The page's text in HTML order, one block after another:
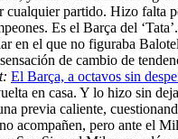
cualquier partido. Hizo falta
Es el Barça del
en el que no figuraba
de cambio de
El Barça, a octavos sin
en casa. Y lo hizo sin
previa caliente,
acompañen, pero ante el